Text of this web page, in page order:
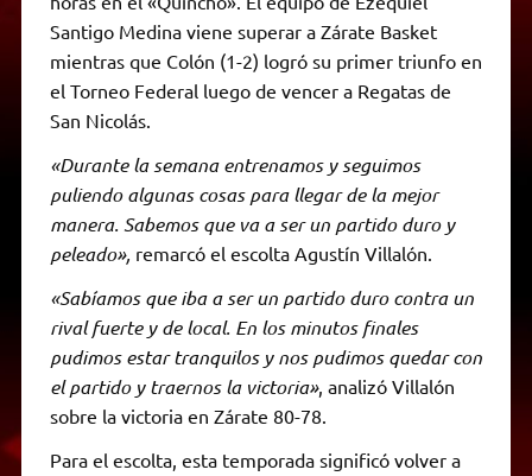
Santigo Medina viene superar a Zárate Basket
mientras que Colón (1-2) logró su primer triunfo en
el Torneo Federal luego de vencer a Regatas de
San Nicolás.
«Durante la semana entrenamos y seguimos
puliendo algunas cosas para llegar de la mejor
manera. Sabemos que va a ser un partido duro y
peleado», remarcó el escolta Agustín Villalón.
«Sabíamos que iba a ser un partido duro contra un
rival fuerte y de local. En los minutos finales
pudimos estar tranquilos y nos pudimos quedar con
el partido y traernos la victoria», analizó Villalón
sobre la victoria en Zárate 80-78.
Para el escolta, esta temporada significó volver a